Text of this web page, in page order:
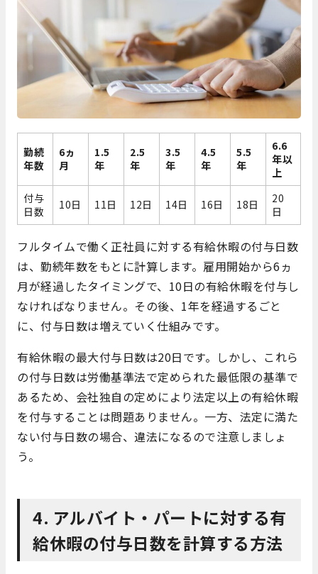
勤続
年数
6ヵ
月
1.5
年
2.5
年
3.5
年
4.5
年
5.5
年
6.6
年以
上
付与
日数
10日 11日 12日 14日 16日 18日
20
日
フルタイムで働く正社員に対する有給休暇の付与日数
は、勤続年数をもとに計算します。雇用開始から6ヵ
月が経過したタイミングで、10日の有給休暇を付与し
なければなりません。その後、1年を経過するごと
に、付与日数は増えていく仕組みです。
有給休暇の最大付与日数は20日です。しかし、これら
の付与日数は労働基準法で定められた最低限の基準で
あるため、会社独自の定めにより法定以上の有給休暇
を付与することは問題ありません。一方、法定に満た
ない付与日数の場合、違法になるので注意しましょ
う。
4. アルバイト・パートに対する有
給休暇の付与日数を計算する方法